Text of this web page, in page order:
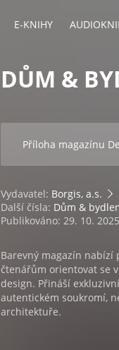
E-KNIHY
DŮM &
Příloha magazínu
Vydavatel: Borgis, a.s.
Další čísla: Dům &
Publikováno: 29. 10. 2025
Barevný magazín nabízí
čtenářům orientovat se
design. Přináší
autentickém soukromí,
architektuře.